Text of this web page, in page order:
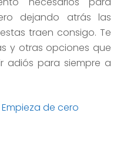
dejando atrás las
traen consigo. Te
y otras opciones que
adiós para siempre a
de cero